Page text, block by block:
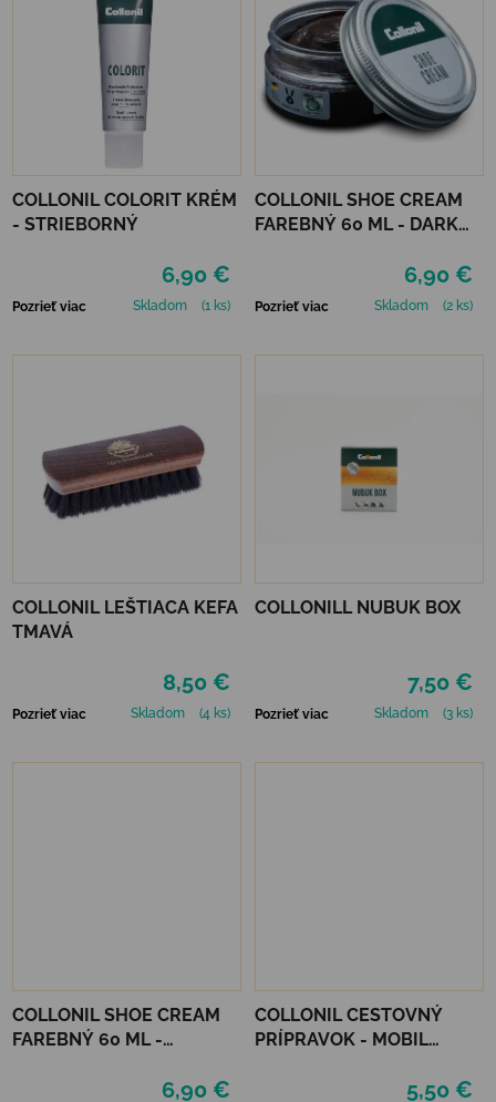
COLLONIL COLORIT KRÉM
- STRIEBORNÝ
6,90 €
Pozrieť viac Skladom (1 ks)
COLLONIL SHOE CREAM
FAREBNÝ 60 ML - DARK
6,90 €
Pozrieť viac Skladom (2 ks)
COLLONIL LEŠTIACA KEFA
TMAVÁ
8,50 €
Pozrieť viac Skladom (4 ks)
COLLONILL NUBUK BOX
7,50 €
Pozrieť viac Skladom (3 ks)
COLLONIL SHOE CREAM
FAREBNÝ 60 ML -
6,90 €
COLLONIL CESTOVNÝ
PRÍPRAVOK - MOBIL
5,50 €